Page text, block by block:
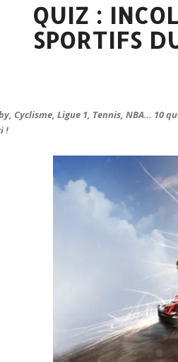
QUIZ :
SPORTIFS
Cyclisme, Ligue 1, Tennis, NBA… 10
!